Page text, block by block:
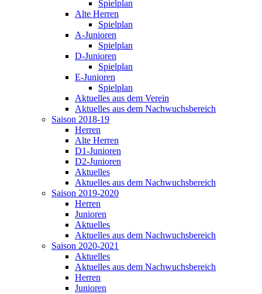
Spielplan
Alte Herren
Spielplan
A-Junioren
Spielplan
D-Junioren
Spielplan
E-Junioren
Spielplan
Aktuelles aus dem Verein
Aktuelles aus dem Nachwuchsbereich
Saison 2018-19
Herren
Alte Herren
D1-Junioren
D2-Junioren
Aktuelles
Aktuelles aus dem Nachwuchsbereich
Saison 2019-2020
Herren
Junioren
Aktuelles
Aktuelles aus dem Nachwuchsbereich
Saison 2020-2021
Aktuelles
Aktuelles aus dem Nachwuchsbereich
Herren
Junioren